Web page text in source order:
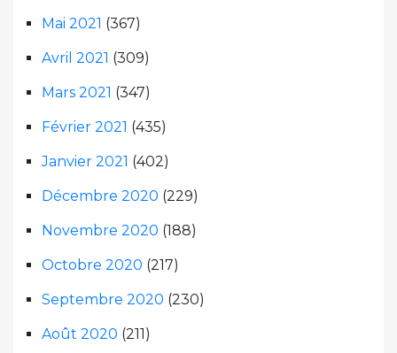
Mai 2021 (367)
Avril 2021 (309)
Mars 2021 (347)
Février 2021 (435)
Janvier 2021 (402)
Décembre 2020 (229)
Novembre 2020 (188)
Octobre 2020 (217)
Septembre 2020 (230)
Août 2020 (211)